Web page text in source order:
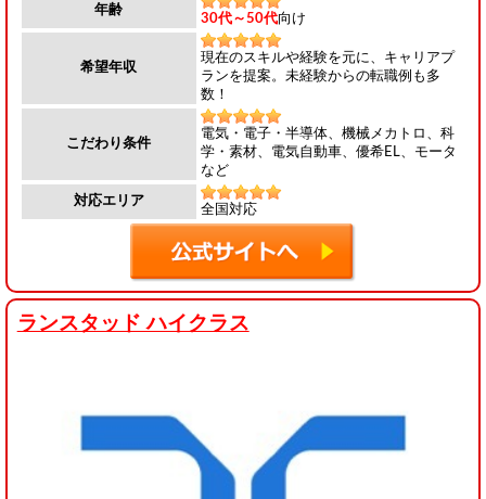
年齢
30代～50代向け
希望年収
現在のスキルや経験を元に、キャリアプ
ランを提案。未経験からの転職例も多
数！
こだわり条件
電気・電子・半導体、機械メカトロ、科
学・素材、電気自動車、優希EL、モータ
など
対応エリア
全国対応
ランスタッド ハイクラス